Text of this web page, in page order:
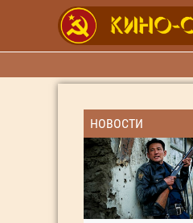
НОВОСТИ